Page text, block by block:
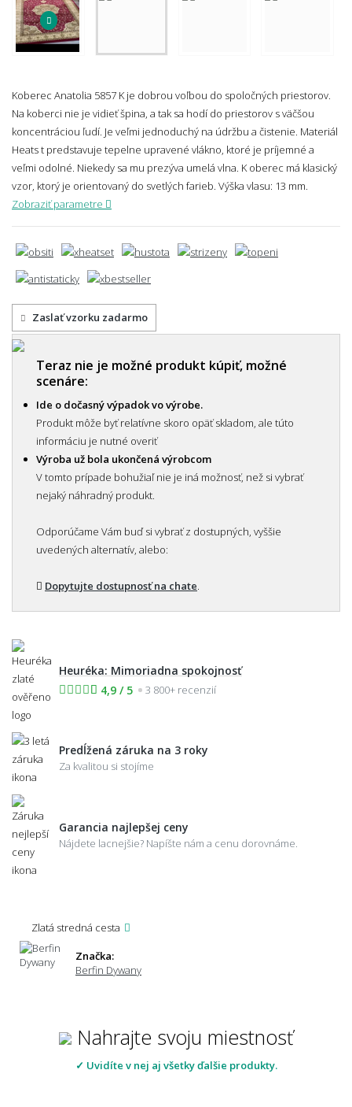
Koberec Anatolia 5857 K je dobrou voľbou do spoločných priestorov.
Na koberci nie je vidieť špina, a tak sa hodí do priestorov s väčšou
koncentráciou ľudí. Je veľmi jednoduchý na údržbu a čistenie. Materiál
Heatst predstavuje tepelne upravené vlákno, ktoré je príjemné a
veľmi odolné. Niekedy sa mu prezýva umelá vlna. K oberec má klasický
vzor, ktorý je orientovaný do svetlých farieb. Výška vlasu: 13 mm.
Zobraziť parametre
Zaslať vzorku zadarmo
Teraz nie je možné produkt kúpiť, možné
scenáre:
Ide o dočasný výpadok vo výrobe.
Produkt môže byť relatívne skoro opäť skladom, ale túto
informáciu je nutné overiť
Výroba už bola ukončená výrobcom
V tomto prípade bohužiaľ nie je iná možnosť, než si vybrať
nejaký náhradný produkt.
Odporúčame Vám buď si vybrať z dostupných, vyššie
uvedených alternatív, alebo:
Dopytujte dostupnosť na chate
Heuréka: Mimoriadna spokojnosť
4,9 / 5
3 800+ recenzií
Predĺžená záruka na 3 roky
Za kvalitou si stojíme
Garancia najlepšej ceny
Nájdete lacnejšie? Napíšte nám a cenu dorovnáme.
Zlatá stredná cesta
Značka:
Berfin Dywany
Nahrajte svoju miestnosť
✓ Uvidíte v nej aj všetky ďalšie produkty.